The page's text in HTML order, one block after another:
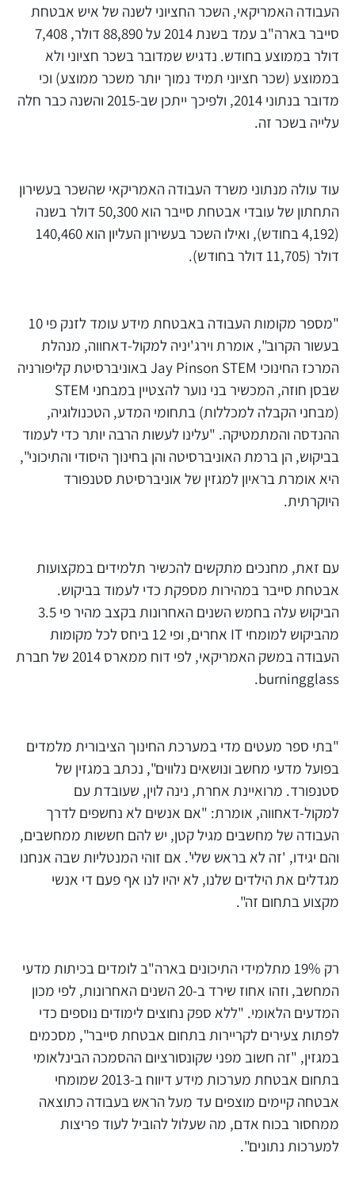
העבודה האמריקאי, השכר החציוני לשנה של איש אבטחת
סייבר בארה"ב עמד בשנת 2014 על 88,890 דולר, 7,408
דולר בממוצע בחודש. נדגיש שמדובר בשכר חציוני ולא
בממוצע (שכר חציוני תמיד נמוך יותר משכר ממוצע) וכי
מדובר בנתוני 2014, ולפיכך ייתכן שב-2015 והשנה כבר חלה
עלייה בשכר זה.
עוד עולה מנתוני משרד העבודה האמריקאי שהשכר בעשירון
התחתון של עובדי אבטחת סייבר הוא 50,300 דולר בשנה
(4,192 בחודש), ואילו השכר בעשירון העליון הוא 140,460
דולר (11,705 דולר בחודש).
"מספר מקומות העבודה באבטחת מידע עומד לזנק פי 10
בעשור הקרוב", אומרת וירג'יניה למקול-דאחווה, מנהלת
המרכז החינוכי Jay Pinson STEM באוניברסיטת קליפורניה
שבסן חוזה, המכשיר בני נוער להצטיין במבחני STEM
(מבחני הקבלה למכללות) בתחומי המדע, הטכנולוגיה,
ההנדסה והמתמטיקה. "עלינו לעשות הרבה יותר כדי לעמוד
בביקוש, הן ברמת האוניברסיטה והן בחינוך היסודי והתיכוני",
היא אומרת בראיון למגזין של אוניברסיטת סטנפורד
היוקרתית.
עם זאת, מחנכים מתקשים להכשיר תלמידים במקצועות
אבטחת סייבר במהירות מספקת כדי לעמוד בביקוש.
הביקוש עלה בחמש השנים האחרונות בקצב מהיר פי 3.5
מהביקוש למומחי IT אחרים, ופי 12 ביחס לכל מקומות
העבודה במשק האמריקאי, לפי דוח ממארס 2014 של חברת
burningglass.
"בתי ספר מעטים מדי במערכת החינוך הציבורית מלמדים
בפועל מדעי מחשב ונושאים נלווים", נכתב במגזין של
סטנפורד. מרואיינת אחרת, נינה לוין, שעובדת עם
למקול-דאחווה, אומרת: "אם אנשים לא נחשפים לדרך
העבודה של מחשבים מגיל קטן, יש להם חששות ממחשבים,
והם יגידו, 'זה לא בראש שלי'. אם זוהי המנטליות שבה אנחנו
מגדלים את הילדים שלנו, לא יהיו לנו אף פעם די אנשי
מקצוע בתחום זה".
רק 19% מתלמידי התיכונים בארה"ב לומדים בכיתות מדעי
המחשב, וזהו אחוז שירד ב-20 השנים האחרונות, לפי מכון
המדעים הלאומי. "ללא ספק נחוצים לימודים נוספים כדי
לפתות צעירים לקריירות בתחום אבטחת סייבר", מסכמים
במגזין, "זה חשוב מפני שקונסורציום ההסמכה הבינלאומי
בתחום אבטחת מערכות מידע דיווח ב-2013 שמומחי
אבטחה קיימים מוצפים עד מעל הראש בעבודה כתוצאה
ממחסור בכוח אדם, מה שעלול להוביל לעוד פריצות
למערכות נתונים".